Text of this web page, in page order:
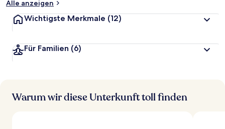
Alle anzeigen
Wichtigste Merkmale (12)
Für Familien (6)
Warum wir diese Unterkunft toll finden